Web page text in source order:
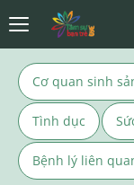
Cơ quan sinh
Tình dục
Bệnh lý liên